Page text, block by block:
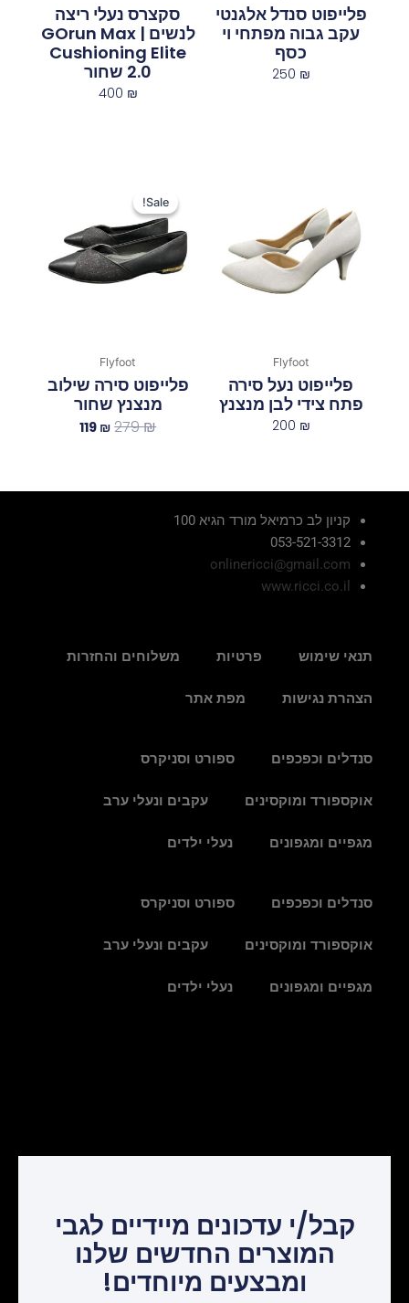
פלייפוט סנדל אלגנטי
עקב גבוה מפתחי וי
כסף
250 ₪
סקצרס נעלי ריצה
לנשים | GOrun Max
Cushioning Elite
2.0 שחור
400 ₪
Flyfoot
פלייפוט נעל סירה
פתח צידי לבן מנצנץ
200 ₪
Sale!
Sale!
Flyfoot
פלייפוט סירה שילוב
מנצנץ שחור
279₪
279 ₪.
119 ₪
119 ₪.
קניון לב כרמיאל מורד הגיא 100
053-521-3312
onlinericci@gmail.com
www.ricci.co.il
תנאי שימוש פרטיות משלוחים והחזרות
הצהרת נגישות מפת אתר
סנדלים וכפכפים ספורט וסניקרס
אוקספורד ומוקסינים עקבים ונעלי ערב
מגפיים ומגפונים נעלי ילדים
סנדלים וכפכפים ספורט וסניקרס
אוקספורד ומוקסינים עקבים ונעלי ערב
מגפיים ומגפונים נעלי ילדים
קבל/י עדכונים מיידיים לגבי
המוצרים החדשים שלנו
ומבצעים מיוחדים!